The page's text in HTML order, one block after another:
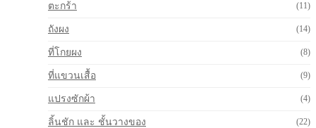
ตะกร้า (11)
ถังผง (14)
ที่โกยผง (8)
ที่แขวนเสื้อ (9)
แปรงซักผ้า (4)
ลิ้นชัก และ ชั้นวางของ (22)